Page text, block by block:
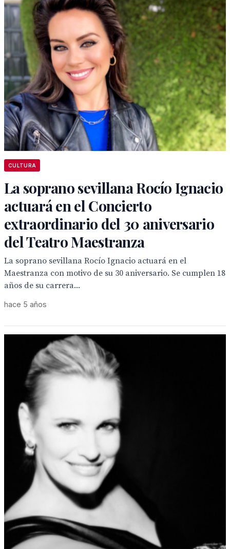
CULTURA
La soprano sevillana Rocío Ignacio
actuará en el Concierto
extraordinario del 30 aniversario
del Teatro Maestranza
La soprano sevillana Rocío Ignacio actuará en el
Maestranza con motivo de su 30 aniversario. Se cumplen 18
años de su carrera...
hace 5 años